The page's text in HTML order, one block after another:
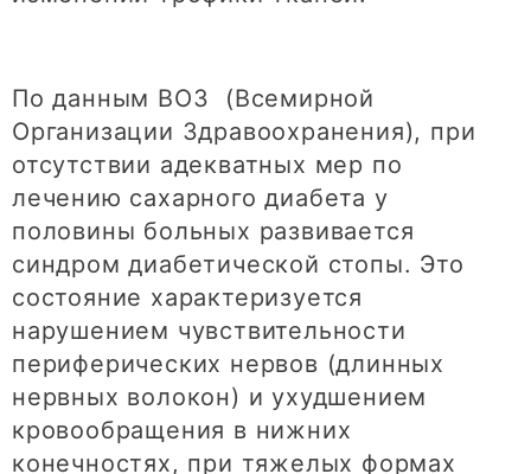
По данным ВОЗ (Всемирной
Организации Здравоохранения), при
отсутствии адекватных мер по
лечению сахарного диабета у
половины больных развивается
синдром диабетической стопы. Это
состояние характеризуется
нарушением чувствительности
периферических нервов (длинных
нервных волокон) и ухудшением
кровообращения в нижних
конечностях, при тяжелых формах